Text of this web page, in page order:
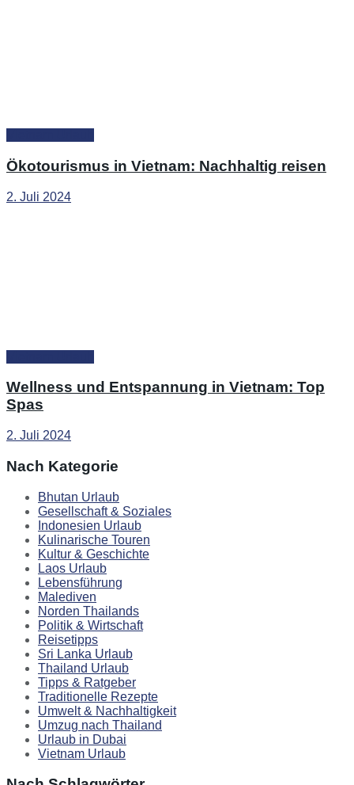
Ökotourismus in Vietnam: Nachhaltig reisen
2. Juli 2024
Wellness und Entspannung in Vietnam: Top
Spas
2. Juli 2024
Nach Kategorie
Bhutan Urlaub
Gesellschaft & Soziales
Indonesien Urlaub
Kulinarische Touren
Kultur & Geschichte
Laos Urlaub
Lebensführung
Malediven
Norden Thailands
Politik & Wirtschaft
Reisetipps
Sri Lanka Urlaub
Thailand Urlaub
Tipps & Ratgeber
Traditionelle Rezepte
Umwelt & Nachhaltigkeit
Umzug nach Thailand
Urlaub in Dubai
Vietnam Urlaub